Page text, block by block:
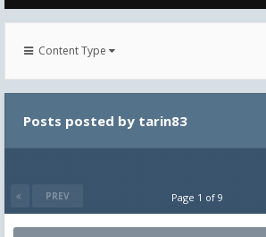
Content Type
Posts posted by tarin83
PREV Page 1 of 9